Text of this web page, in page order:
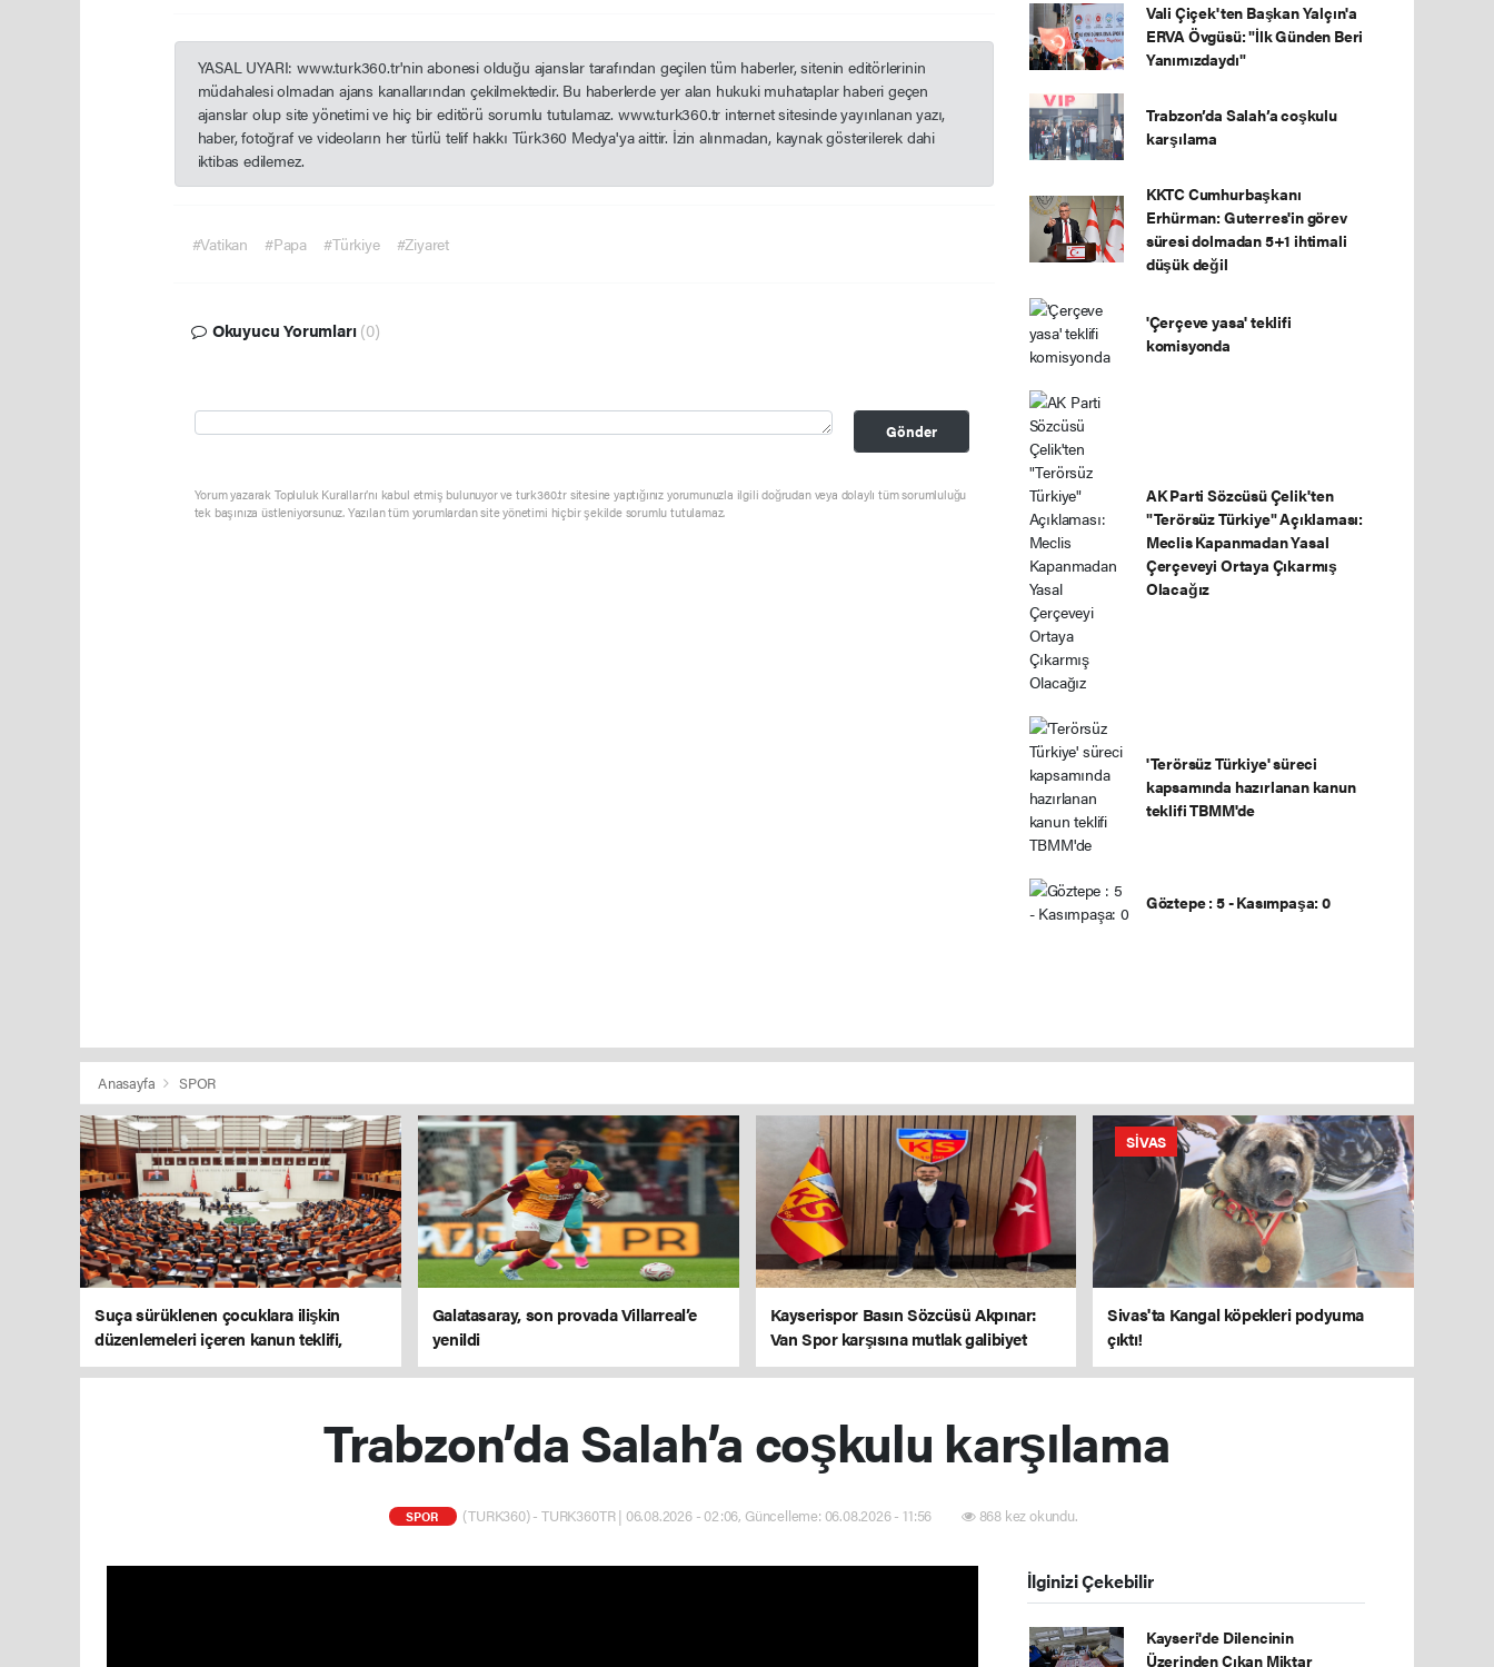
YASAL UYARI: www.turk360.tr'nin abonesi olduğu ajanslar tarafından geçilen tüm haberler, sitenin editörlerinin
müdahalesi olmadan ajans kanallarından çekilmektedir. Bu haberlerde yer alan hukuki muhataplar haberi geçen
ajanslar olup site yönetimi ve hiç bir editörü sorumlu tutulamaz. www.turk360.tr internet sitesinde yayınlanan yazı,
haber, fotoğraf ve videoların her türlü telif hakkı Türk360 Medya'ya aittir. İzin alınmadan, kaynak gösterilerek dahi
iktibas edilemez.
#Vatikan #Papa #Türkiye #Ziyaret
Okuyucu Yorumları (0)
Gönder
Yorum yazarak Topluluk Kuralları’nı kabul etmiş bulunuyor ve turk360.tr sitesine yaptığınız yorumunuzla ilgili doğrudan veya dolaylı tüm sorumluluğu
tek başınıza üstleniyorsunuz. Yazılan tüm yorumlardan site yönetimi hiçbir şekilde sorumlu tutulamaz.
Vali Çiçek'ten Başkan Yalçın'a
ERVA Övgüsü: "İlk Günden Beri
Yanımızdaydı"
Trabzon’da Salah’a coşkulu
karşılama
KKTC Cumhurbaşkanı
Erhürman: Guterres'in görev
süresi dolmadan 5+1 ihtimali
düşük değil
'Çerçeve yasa' teklifi
komisyonda
AK Parti Sözcüsü Çelik'ten
"Terörsüz Türkiye" Açıklaması:
Meclis Kapanmadan Yasal
Çerçeveyi Ortaya Çıkarmış
Olacağız
'Terörsüz Türkiye' süreci
kapsamında hazırlanan kanun
teklifi TBMM'de
Göztepe : 5 - Kasımpaşa: 0
Anasayfa SPOR
Suça sürüklenen çocuklara ilişkin
düzenlemeleri içeren kanun teklifi,
TBMM Genel Kurulu'nda kabul edildi
Galatasaray, son provada Villarreal’e
yenildi
Kayserispor Basın Sözcüsü Akpınar:
Van Spor karşısına mutlak galibiyet
parolasıyla çıkıyoruz
SIVAS
Sivas'ta Kangal köpekleri podyuma
çıktı!
Trabzon’da Salah’a coşkulu karşılama
SPOR (TURK360) - TURK360TR | 06.08.2026 - 02:06, Güncelleme: 06.08.2026 - 11:56 868 kez okundu.
İlginizi Çekebilir
Kayseri'de Dilencinin
Üzerinden Çıkan Miktar